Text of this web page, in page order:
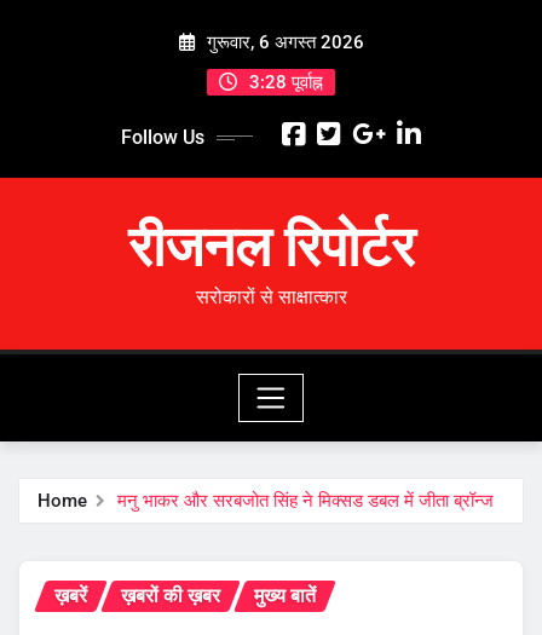
गुरूवार, 6 अगस्त 2026
3:28 पूर्वाह्न
Follow Us
रीजनल रिपोर्टर
सरोकारों से साक्षात्कार
Home मनु भाकर और सरबजोत सिंह ने मिक्सड डबल में जीता ब्रॉन्ज
ख़बरें ख़बरों की ख़बर मुख्य बातें